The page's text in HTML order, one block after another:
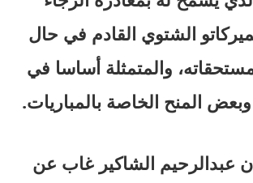
الشتوي القادم في حال
والمتمثلة أساسا في
المنح الخاصة بالمباريات.
عبدالرحيم الشاكير غاب عن